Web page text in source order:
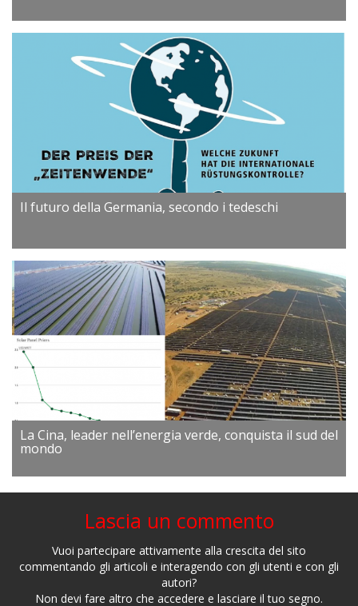
Il futuro della Germania, secondo i tedeschi
La Cina, leader nell’energia verde, conquista il sud del
mondo
Lascia un commento
Vuoi partecipare attivamente alla crescita del sito
commentando gli articoli e interagendo con gli utenti e con gli
autori?
Non devi fare altro che accedere e lasciare il tuo segno.